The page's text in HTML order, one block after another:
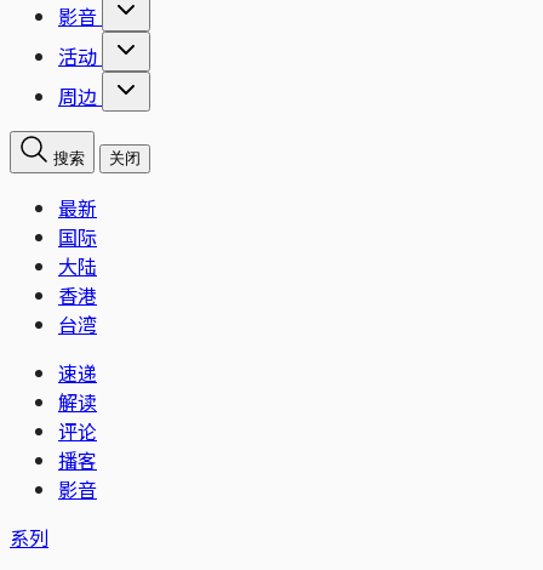
影音
活动
周边
搜索 关闭
最新
国际
大陆
香港
台湾
速递
解读
评论
播客
影音
系列